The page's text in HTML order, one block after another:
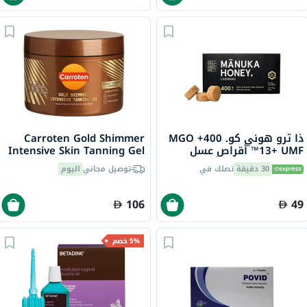
ذا ترو هوني كو. 400+ MGO
13+ UMF™ أقراص عسل
مانوكا 2.8 جرام 8 أقراص30 دقيقة تصلك في
49
Carroten Gold Shimmer
Intensive Skin Tanning Gel
150mlتوصيل مجاني اليوم
106
5% خصم